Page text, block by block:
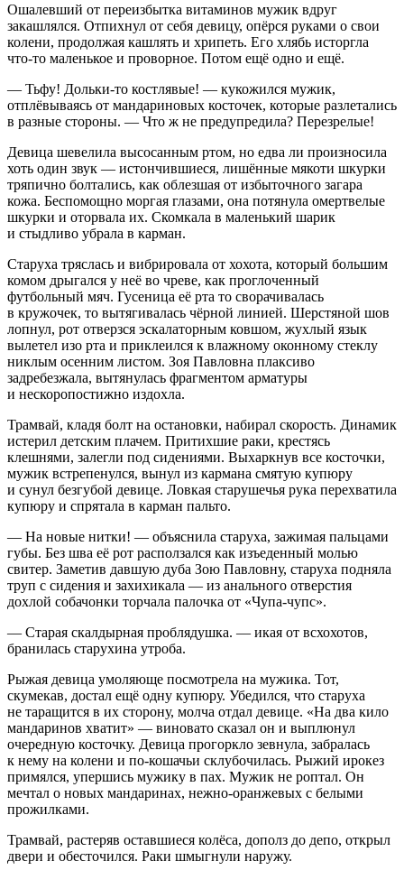
Ошалевший от переизбытка витаминов мужик вдруг
закашлялся. Отпихнул от себя девицу, опёрся руками о свои
колени, продолжая кашлять и хрипеть. Его хлябь исторгла
что-то маленькое и проворное. Потом ещё одно и ещё.
— Тьфу! Дольки-то костлявые! — кукожился мужик,
отплёвываясь от мандариновых косточек, которые разлетались
в разные стороны. — Что ж не предупредила? Перезрелые!
Девица шевелила высосанным ртом, но едва ли произносила
хоть один звук — истончившиеся, лишённые мякоти шкурки
тряпично болтались, как облезшая от избыточного загара
кожа. Беспомощно моргая глазами, она потянула омертвелые
шкурки и оторвала их. Скомкала в маленький шарик
и стыдливо убрала в карман.
Старуха тряслась и вибрировала от хохота, который большим
комом дрыгался у неё во чреве, как проглоченный
футбольный мяч. Гусеница её рта то сворачивалась
в кружочек, то вытягивалась чёрной линией. Шерстяной шов
лопнул, рот отверзся эскалаторным ковшом, жухлый язык
вылетел изо рта и приклеился к влажному оконному стеклу
никлым осенним листом. Зоя Павловна плаксиво
задребезжала, вытянулась фрагментом арматуры
и нескоропостижно издохла.
Трамвай, кладя болт на остановки, набирал скорость. Динамик
истерил детским плачем. Притихшие раки, крестясь
клешнями, залегли под сидениями. Выхаркнув все косточки,
мужик встрепенулся, вынул из кармана смятую купюру
и сунул безгубой девице. Ловкая старушечья рука перехватила
купюру и спрятала в карман пальто.
— На новые нитки! — объяснила старуха, зажимая пальцами
губы. Без шва её рот расползался как изъеденный молью
свитер. Заметив давшую дуба Зою Павловну, старуха подняла
труп с сидения и захихикала — из анального отверстия
дохлой собачонки торчала палочка от «Чупа-чупс».
— Старая скалдырная проблядушка. — икая от всхохотов,
бранилась старухина утроба.
Рыжая девица умоляюще посмотрела на мужика. Тот,
скумекав, достал ещё одну купюру. Убедился, что старуха
не таращится в их сторону, молча отдал девице. «На два кило
мандаринов хватит» — виновато сказал он и выплюнул
очередную косточку. Девица прогоркло зевнула, забралась
к нему на колени и по-кошачьи склубочилась. Рыжий ирокез
примялся, упершись мужику в пах. Мужик не роптал. Он
мечтал о новых мандаринах, нежно-оранжевых с белыми
прожилками.
Трамвай, растеряв оставшиеся колёса, дополз до депо, открыл
двери и обесточился. Раки шмыгнули наружу.